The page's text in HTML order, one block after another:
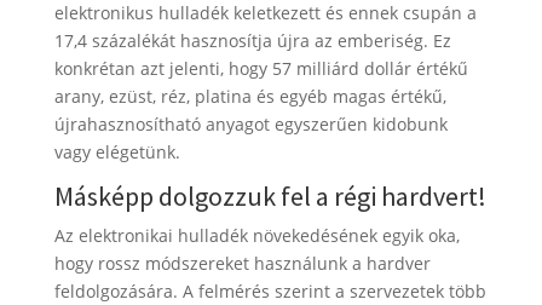
elektronikus hulladék keletkezett és ennek csupán a
17,4 százalékát hasznosítja újra az emberiség. Ez
konkrétan azt jelenti, hogy 57 milliárd dollár értékű
arany, ezüst, réz, platina és egyéb magas értékű,
újrahasznosítható anyagot egyszerűen kidobunk
vagy elégetünk.
Másképp dolgozzuk fel a régi hardvert!
Az elektronikai hulladék növekedésének egyik oka,
hogy rossz módszereket használunk a hardver
feldolgozására. A felmérés szerint a szervezetek több